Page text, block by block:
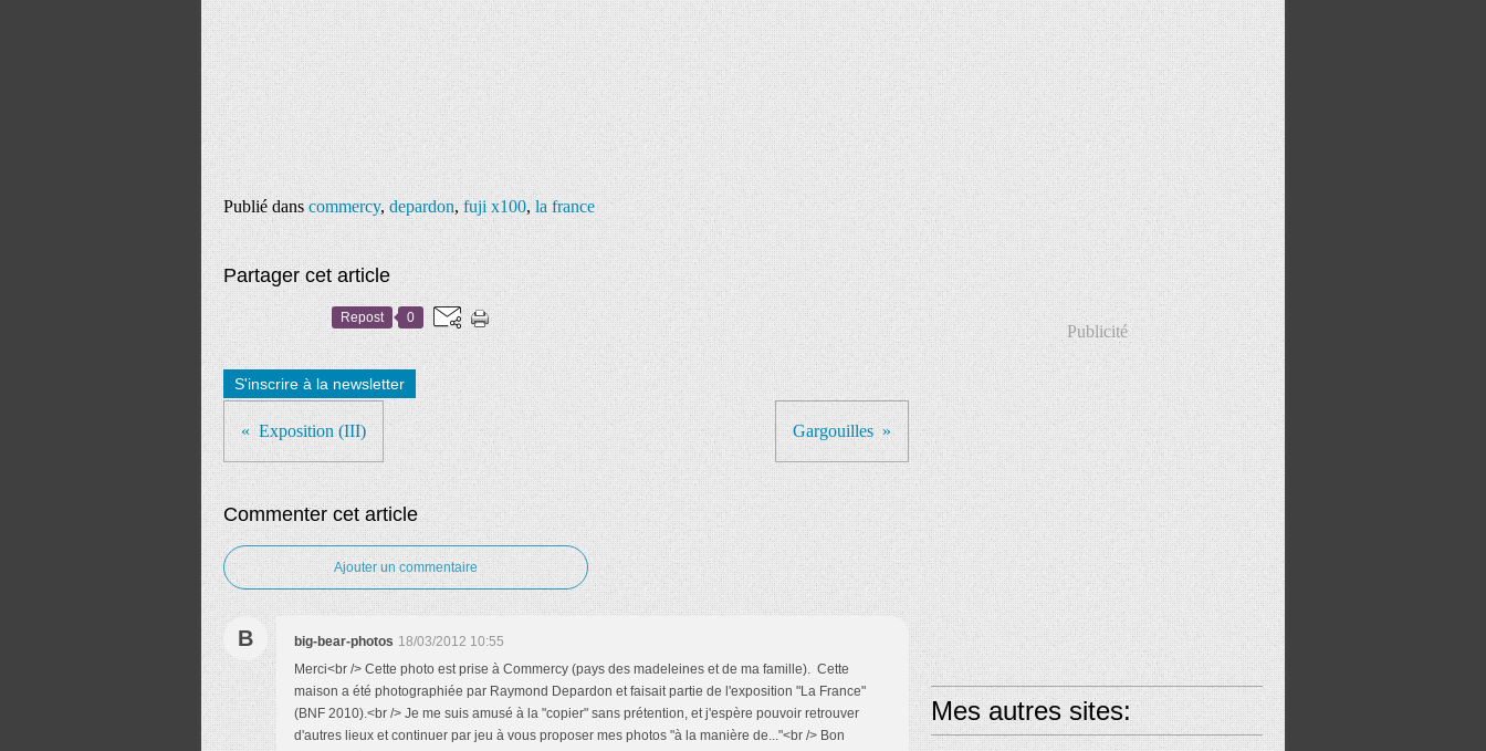
Publié dans commercy,depardon,fuji x100,la france
Partager cet article
Repost 0
S'inscrire à la newsletter
Exposition (III) Gargouilles
Commenter cet article
Ajouter un commentaire
B big-bear-photos 18/03/2012 10:55
Merci<br /> Cette photo est prise à Commercy (pays des madeleines et de ma famille). Cette
maison a été photographiée par Raymond Depardon et faisait partie de l'exposition "La France"
(BNF 2010).<br /> Je me suis amusé à la "copier" sans prétention, et j'espère pouvoir retrouver
d'autres lieux et continuer par jeu à vous proposer mes photos "à la manière de..."<br /> Bon
Publicité
Mes autres sites: